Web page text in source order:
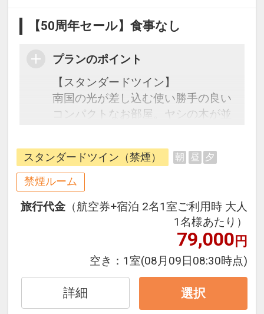
【50周年セール】食事なし
プランのポイント
【スタンダードツイン】
南国の光が差し込む使い勝手の良い
コンパクトなお部屋。ヤシの木が並
す。
☆宿泊者特典☆
・系列ホテルマハイナの大浴場利
用 通常￥1,000→￥500
・屋外プール滞在中利用可 ※季節
・系列ホテル間の無料シャトルバス
海⇔アラマハイナ⇔マハイナ
スタンダードツイン（禁煙） 朝 昼 夕
禁煙ルーム
旅行代金 （航空券+宿泊 2名1室ご利用時 大人
1名様あたり）
79,000円
空き： 1室(08月09日08:30時点)
詳細 選択